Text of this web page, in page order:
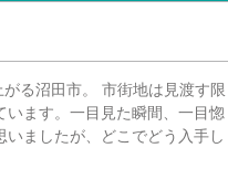
沼田市。 市街地は見渡す限
います。一目見た瞬間、一目惚
ましたが、どこでどう入手し